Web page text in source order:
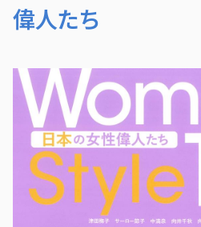
偉人たち